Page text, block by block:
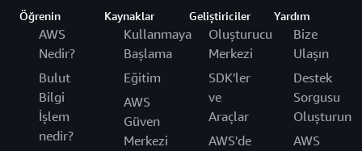
Öğrenin
AWS
Nedir?
Bulut
Bilgi
İşlem
nedir?
Kaynaklar
Kullanmaya
Başlama
Eğitim
AWS
Güven
Merkezi
Geliştiriciler
Oluşturucu
Merkezi
SDK'ler
ve
Araçlar
AWS'de
Yardım
Bize
Ulaşın
Destek
Sorgusu
Oluşturun
AWS